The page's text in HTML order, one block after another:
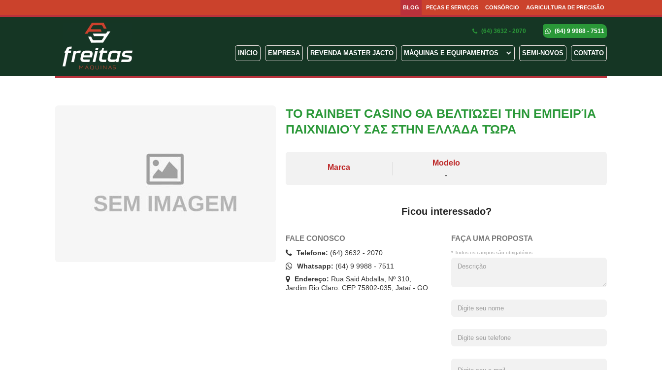
BLOG PEÇAS E SERVIÇOS CONSÓRCIO AGRICULTURA DE PRECISÃO
(64) 3632 - 2070 (64) 9 9988 - 7511
INÍCIO EMPRESA REVENDA MASTER JACTO MÁQUINAS E EQUIPAMENTOS SEMI-NOVOS CONTATO
ΤΟ RAINBET CASINO ΘΑ ΒΕΛΤΙΏΣΕΙ ΤΗΝ ΕΜΠΕΙΡΊΑ
ΠΑΙΧΝΙΔΙΟΎ ΣΑΣ ΣΤΗΝ ΕΛΛΆΔΑ ΤΏΡΑ
Marca
Modelo
-
Ficou interessado?
FALE CONOSCO
Telefone: (64) 3632 - 2070
Whatsapp: (64) 9 9988 - 7511
Endereço: Rua Said Abdalla, Nº 310,
Jardim Rio Claro. CEP 75802-035, Jataí - GO
FAÇA UMA PROPOSTA
* Todos os campos são obrigatórios